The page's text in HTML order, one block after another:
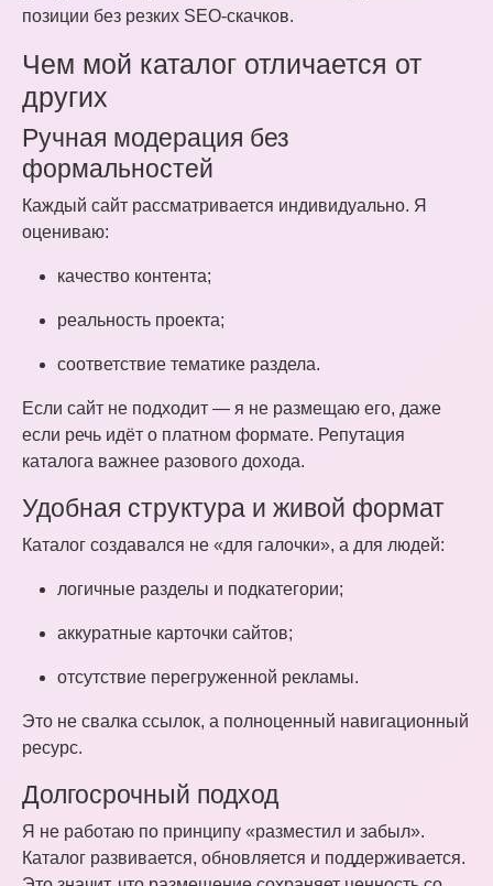
позиции без резких SEO-скачков.
Чем мой каталог отличается от
других
Ручная модерация без
формальностей
Каждый сайт рассматривается индивидуально. Я
оцениваю:
качество контента;
реальность проекта;
соответствие тематике раздела.
Если сайт не подходит — я не размещаю его, даже
если речь идёт о платном формате. Репутация
каталога важнее разового дохода.
Удобная структура и живой формат
Каталог создавался не «для галочки», а для людей:
логичные разделы и подкатегории;
аккуратные карточки сайтов;
отсутствие перегруженной рекламы.
Это не свалка ссылок, а полноценный навигационный
ресурс.
Долгосрочный подход
Я не работаю по принципу «разместил и забыл».
Каталог развивается, обновляется и поддерживается.